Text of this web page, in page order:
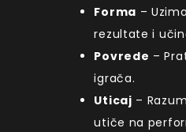
Forma –
rezultate i
Povrede –
igrača.
Uticaj –
utiče na